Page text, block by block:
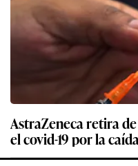
AstraZeneca retira
el covid-19 por la